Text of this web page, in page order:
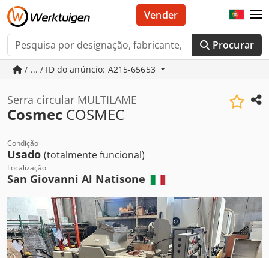
Procurar
Vender
/ ... / ID do anúncio: A215-65653
Serra circular MULTILAME
Cosmec COSMEC
Condição
Usado (totalmente funcional)
Localização
San Giovanni Al Natisone